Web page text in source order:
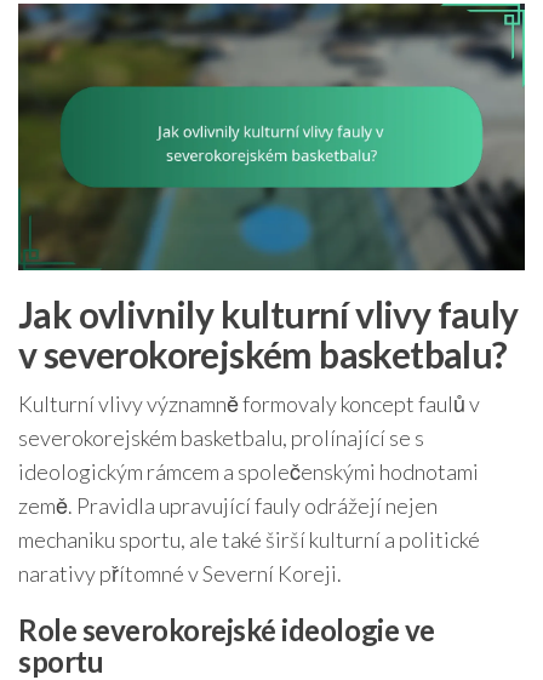
Jak ovlivnily kulturní vlivy fauly
v severokorejském basketbalu?
Kulturní vlivy významně formovaly koncept faulů v
severokorejském basketbalu, prolínající se s
ideologickým rámcem a společenskými hodnotami
země. Pravidla upravující fauly odrážejí nejen
mechaniku sportu, ale také širší kulturní a politické
narativy přítomné v Severní Koreji.
Role severokorejské ideologie ve
sportu